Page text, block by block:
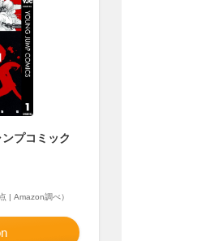
プコミック
| Amazon調べ）